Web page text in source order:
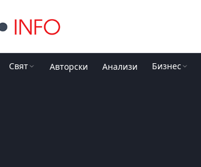
Свят Авторски Анализи Бизнес